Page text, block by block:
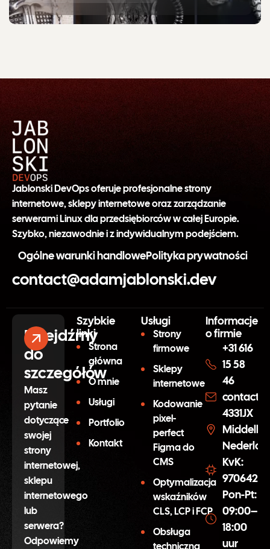
Jablonski DevOps oferuje profesjonalne strony
internetowe, sklepy internetowe oraz zarządzanie
serwerami Linux dla przedsiębiorców w całej Europie.
Szybko, niezawodnie i z indywidualnym podejściem.
Ogólne warunki handlowePolityka prywatności
contact@adamjablonski.dev
Przejdźmy
do
szczegółów
Masz
pytanie
dotyczące
swojej
strony
internetowej,
sklepu
internetowego
lub
serwera?
Odpowiemy
Szybkie
linki
Strona
główna
O mnie
Usługi
Portfolio
Kontakt
Usługi
Strony
firmowe
Sklepy
internetowe
Kodowanie
pixel-
perfect
Figma do
CMS
Optymalizacja
wskaźników
CLS, LCP i FCP
Obsługa
techniczna
Informacje
o firmie
+31 616
15 58
46
4331JX
KvK:
97064254
Pon-Pt:
09:00–
18:00
uur